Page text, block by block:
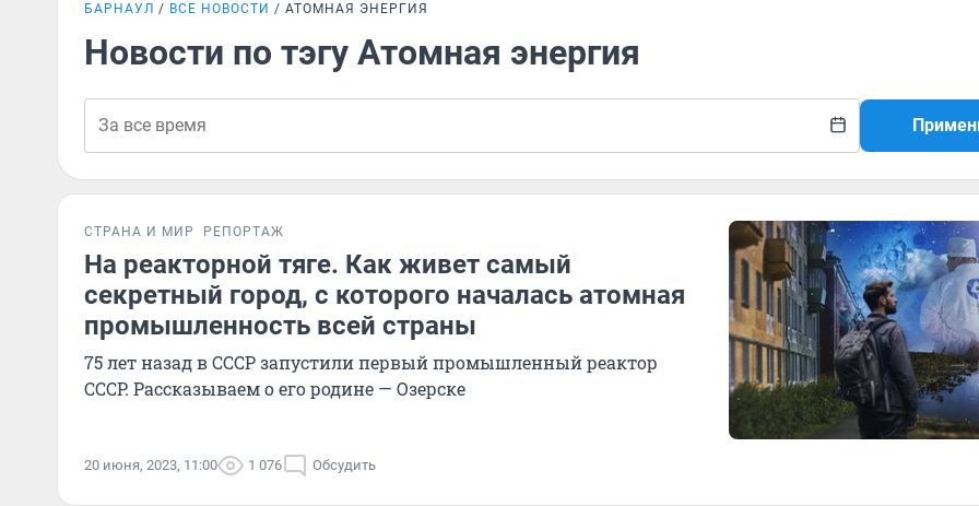
БАРНАУЛ ВСЕ НОВОСТИ АТОМНАЯ ЭНЕРГИЯ
Новости по тэгу Атомная энергия
СТРАНА И МИР РЕПОРТАЖ
На реакторной тяге. Как живет самый
секретный город, с которого началась атомная
промышленность всей страны
75 лет назад в СССР запустили первый промышленный реактор
СССР. Рассказываем о его родине — Озерске
20 июня, 2023, 11:00 1 076 Обсудить